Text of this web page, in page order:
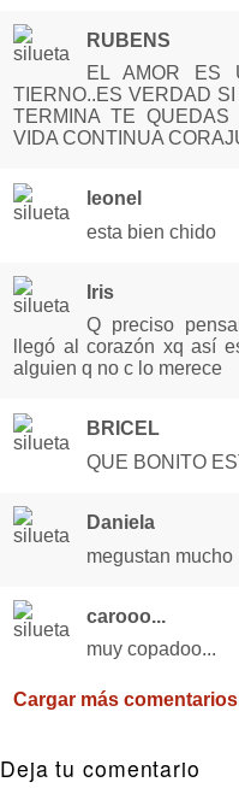
RUBENS
EL AMOR ES
TIERNO..ES VERDAD
TERMINA TE
VIDA CONTINUA
leonel
esta bien chido
Iris
Q preciso
llegó al corazón xq así
alguien q no c lo merece
BRICEL
QUE BONITO
Daniela
megustan mucho
carooo...
muy copadoo...
Cargar más
Deja tu comentario